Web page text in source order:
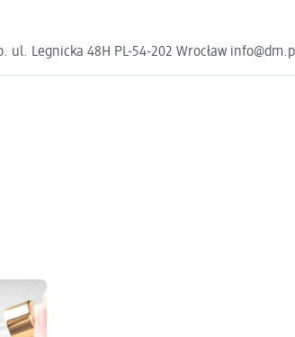
Legnicka 48H PL-54-202 Wrocław